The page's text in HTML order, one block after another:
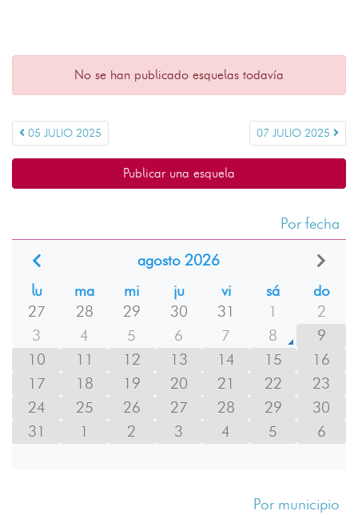
No se han publicado esquelas todavía
05 JULIO 2025 07 JULIO 2025
Publicar una esquela
Por fecha
agosto 2026
lu
ma mi ju vi sá
do
27
28 29 30 31 1
2
3
4 5 6 7 8
9
10
11 12 13 14 15
16
17
18 19 20 21 22
23
24
25 26 27 28 29
30
31
1 2 3 4 5 6
Por municipio